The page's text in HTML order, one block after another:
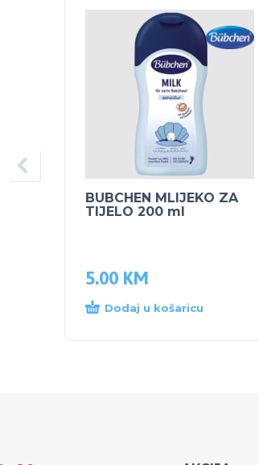
BUBCHEN MLIJEKO ZA
TIJELO 200 ml
5.00 KM
Dodaj u košaricu